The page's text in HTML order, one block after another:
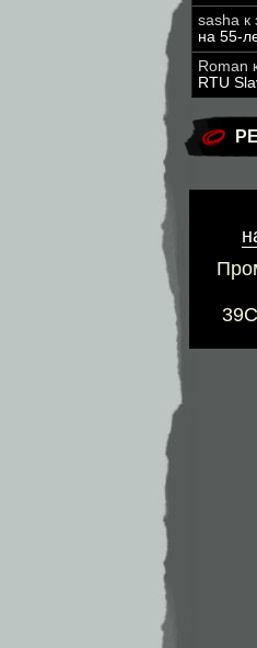
sasha к
на 55-
Roman
RTU